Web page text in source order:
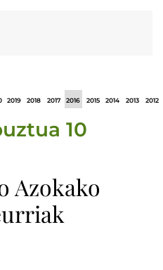
2019 2018 2017 2016 2015 2014 2013 2012
10
Azokako